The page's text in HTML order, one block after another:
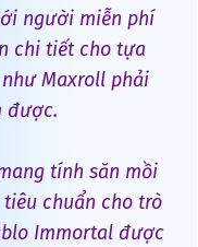
người miễn phí
chi tiết cho tựa
Maxroll phải
được.
tính săn mồi
chuẩn cho trò
Immortal được